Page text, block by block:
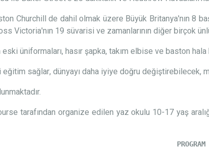
Churchill de dahil olmak üzere Büyük Britanya'nın 8
Victoria'nın 19 süvarisi ve zamanlarının diğer birçok
üniformaları, hasır şapka, takım elbise ve baston
sağlar, dünyayı daha iyiye doğru
tarafından organize edilen yaz okulu 10-17 yaş